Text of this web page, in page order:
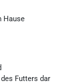
Hause
Futters dar